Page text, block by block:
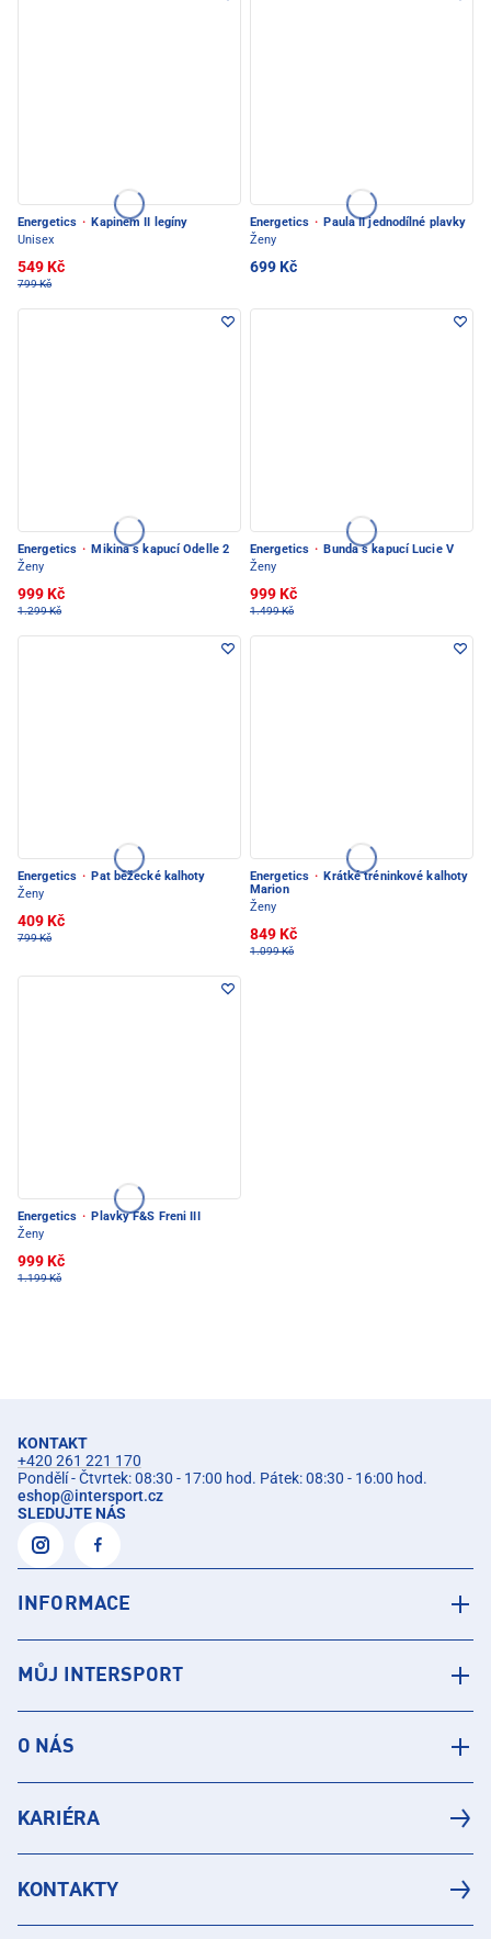
Energetics · Kapinem II legíny
Unisex
549 Kč
799 Kč
Energetics · Paula II jednodílné plavky
Ženy
699 Kč
Energetics · Mikina s kapucí Odelle 2
Ženy
999 Kč
1.299 Kč
Energetics · Bunda s kapucí Lucie V
Ženy
999 Kč
1.499 Kč
Energetics · Pat běžecké kalhoty
Ženy
409 Kč
799 Kč
Energetics · Krátké tréninkové kalhoty
Marion
Ženy
849 Kč
1.099 Kč
Energetics · Plavky F&S Freni III
Ženy
999 Kč
1.199 Kč
KONTAKT
+420 261 221 170
Pondělí - Čtvrtek: 08:30 - 17:00 hod. Pátek: 08:30 - 16:00 hod.
eshop@intersport.cz
SLEDUJTE NÁS
INFORMACE
MŮJ INTERSPORT
O NÁS
KARIÉRA
KONTAKTY